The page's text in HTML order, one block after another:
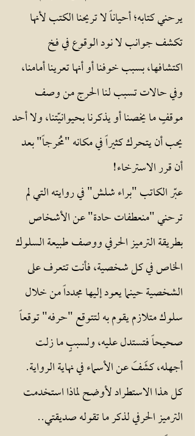
يرحني كتابه؛ أحياناً لا تريحنا الكتب لأنها
تكشف جوانب لا نود الوقوع في فخ
اكتشافها، بسبب خوفنا أو أنها تعرينا أمامنا،
وفي حالات تسبب لنا الحرج من وصف
موقفٍ ما يخصنا أو يذكرنا بحيوانيّتنا، ولا أحد
يحب أن يتحرك كثيراً في مكانه "مُحرجاً" بعد
أن قرر الاسترخاء!
عبّر الكاتب "براء شلش" في روايته التي لم
ترحني "منعطفات حادة" عن الأشخاص
بطريقة الترميز الحرفي ووصف طبيعة السلوك
الخاص في كل شخصية، فأنت تتعرف على
الشخصية حينما يعود إليها مجدداً من خلال
سلوك متلازم يقوم به لتتوقع "حرفه" توقعاً
صحيحاً فتستدل عليه، ولسببٍ ما زلت
أجهله، كشَفَ عن الأسماء في نهاية الرواية.
كل هذا الاستطراد لأوضح لماذا استخدمت
الترميز الحرفي لذكر ما تقوله صديقتي..